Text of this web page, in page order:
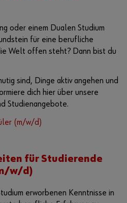
oder einem Dualen Studium
für eine berufliche
Welt offen steht? Dann bist du
sind, Dinge aktiv angehen und
dich hier über unsere
Studienangebote.
(m/w/d)
für Studierende
w/d)
erworbenen Kenntnisse in